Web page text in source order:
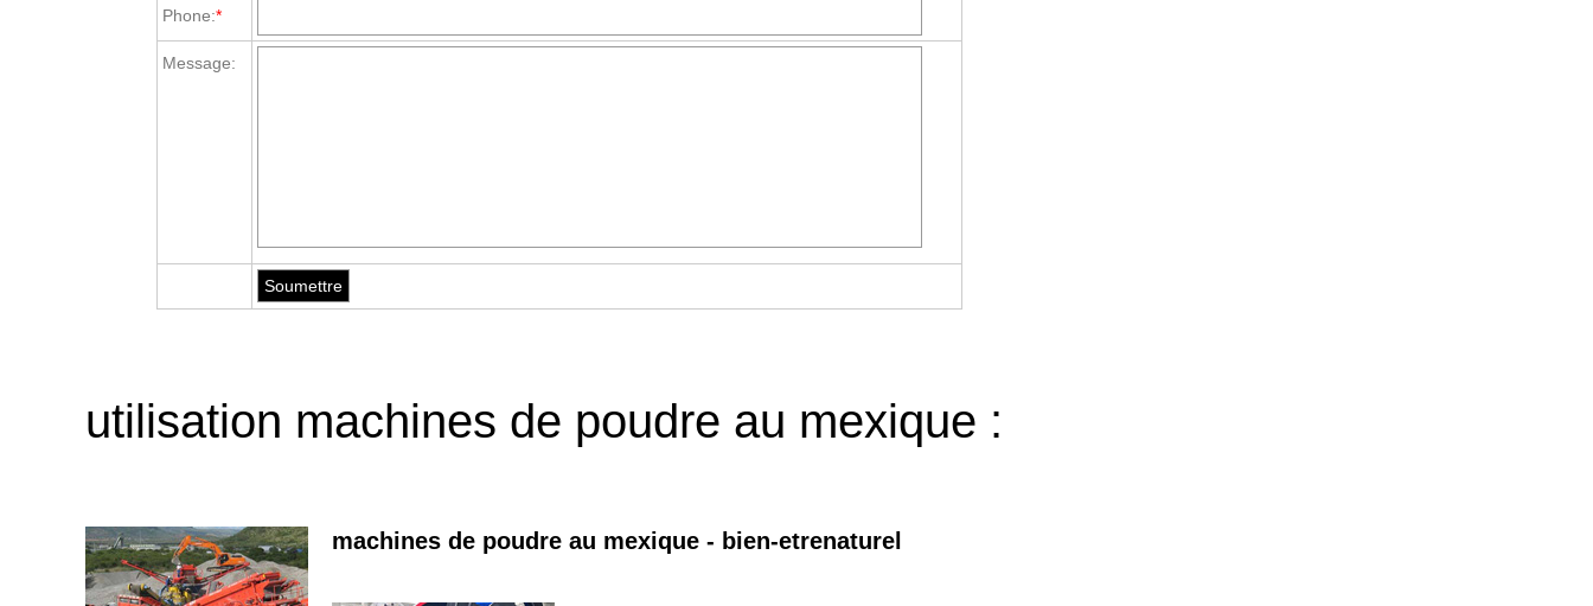
Phone:*
Message:
utilisation machines de poudre au mexique :
machines de poudre au mexique - bien-etrenaturel